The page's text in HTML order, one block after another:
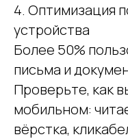
4. Оптимизация
устройства
Более 50%
письма и
Проверьте, как
мобильном:
вёрстка,